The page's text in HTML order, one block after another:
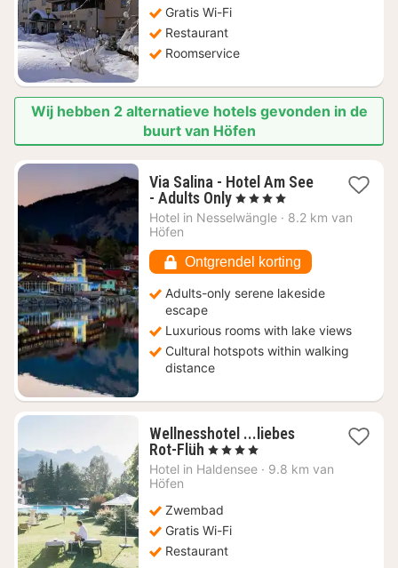
Gratis Wi-Fi
Restaurant
Roomservice
Wij hebben 2 alternatieve hotels gevonden in de
buurt van Höfen
Via Salina - Hotel Am See
- Adults Only1
nacht
vanaf
227,20
, 4 Sterren
Hotel in Nesselwängle · 8.2 km van
Höfen
Ontgrendel korting
Adults-only serene lakeside
escape
Luxurious rooms with lake views
Cultural hotspots within walking
distance
Wellnesshotel ...liebes
Rot-Flüh 1
nacht
186,36
, 4 Sterren
Hotel in Haldensee · 9.8 km van
Höfen
Zwembad
Gratis Wi-Fi
Restaurant